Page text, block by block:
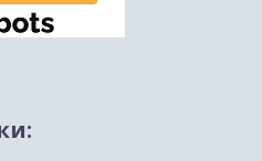
главах Торы